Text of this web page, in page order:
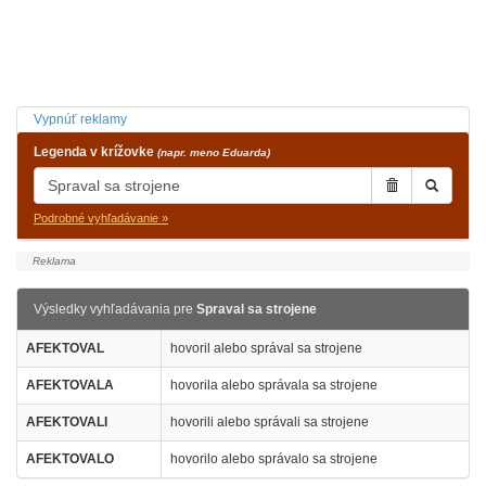
Vypnúť reklamy
Legenda v krížovke (napr. meno Eduarda)
Podrobné vyhľadávanie »
Výsledky vyhľadávania pre Spraval sa strojene
AFEKTOVAL hovoril alebo správal sa strojene
AFEKTOVALA hovorila alebo správala sa strojene
AFEKTOVALI hovorili alebo správali sa strojene
AFEKTOVALO hovorilo alebo správalo sa strojene